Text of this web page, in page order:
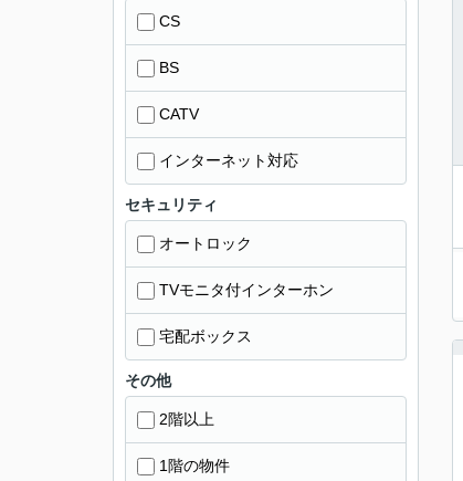
CS
BS
CATV
インターネット対応
セキュリティ
オートロック
TVモニタ付インターホン
宅配ボックス
その他
2階以上
1階の物件